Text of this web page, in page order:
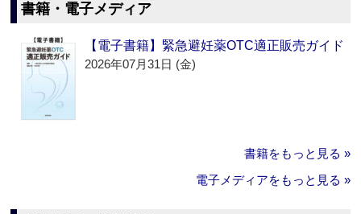
書籍・電子メディア
【電子書籍】緊急避妊薬OTC適正販売ガイド
2026年07月31日 (金)
書籍をもっと見る »
電子メディアをもっと見る »